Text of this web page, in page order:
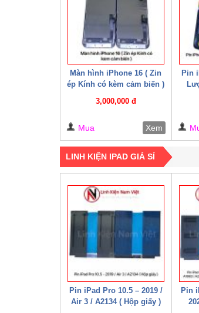
Màn hình iPhone 16 ( Zin
ép Kính có kèm cảm biến )
3,000,000 đ
Mua Xem
Pin
LINH KIỆN IPAD GIÁ SỈ
Pin iPad Pro 10.5 – 2019 /
Air 3 / A2134 ( Hộp giấy )
Pin